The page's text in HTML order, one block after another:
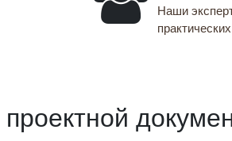
Наши